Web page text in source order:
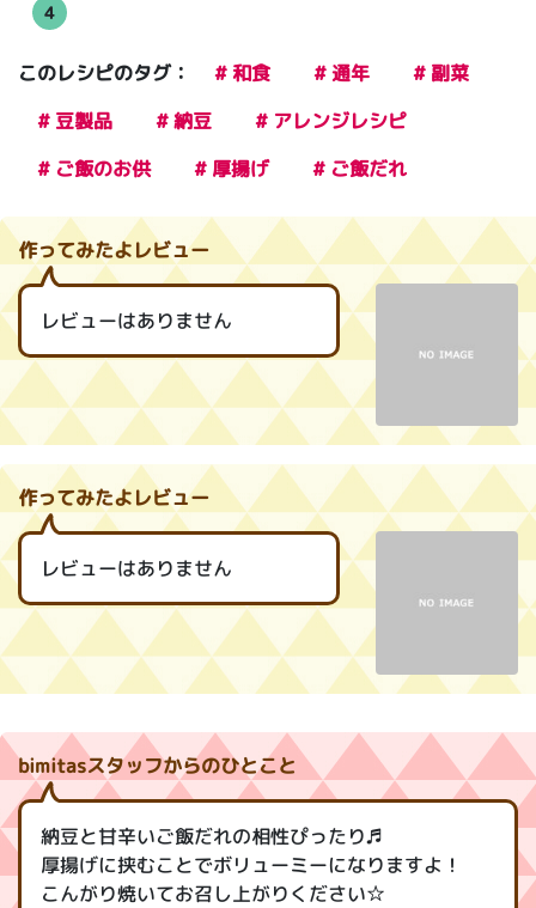
4
このレシピのタグ： # 和食 # 通年
# 副菜
# 豆製品
# 納豆
# アレンジレシピ
# ご飯のお供
# 厚揚げ # ご飯だれ
作ってみたよレビュー
レビューはありません
作ってみたよレビュー
レビューはありません
bimitasスタッフからのひとこと
納豆と甘辛いご飯だれの相性ぴったり♬
厚揚げに挟むことでボリューミーになりますよ！
こんがり焼いてお召し上がりください☆